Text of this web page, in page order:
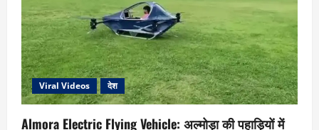
Viral Videos देश
Almora Electric Flying Vehicle: अल्मोड़ा की पहाड़ियों में